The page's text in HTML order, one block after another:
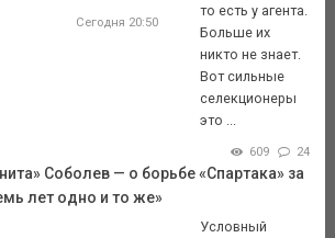
Сегодня 20:50
то есть у агента.
Больше их
никто не знает.
Вот сильные
селекционеры
это ...
609 24
Соболев — о борьбе «Спартака» за
лет одно и то же»
Условный